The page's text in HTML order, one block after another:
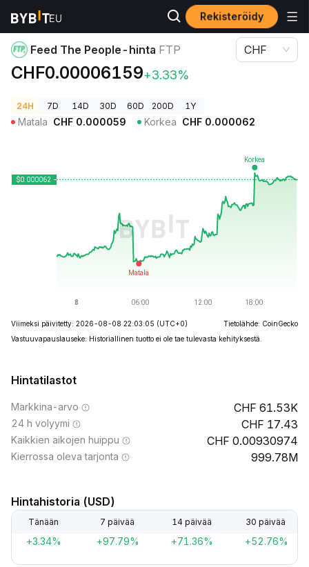
Rekisteröidy
Kryptohinnat Feed The People-hinta FTP
Feed The People-hinta FTP
CHF0.00006159+3.33%
CHF
24H 7D 14D 30D 60D 200D 1Y
Matala CHF 0.000059 Korkea CHF 0.000062
Viimeksi päivitetty: 2026-08-08 22:03:05 (UTC+0)
Tietolähde: CoinGecko
Vastuuvapauslauseke: Historiallinen tuotto ei ole tae tulevasta kehityksestä.
Hintatilastot
Markkina-arvo 61.53K
24 h volyymi 17.43
Kaikkien aikojen huippu 0.00930974
Kierrossa oleva tarjonta 999.78M
Hintahistoria (USD)
Tänään 7 päivää 14 päivää 30 päivää
+3.34% +97.79% +71.36% +52.76%